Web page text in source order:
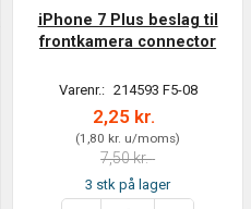
iPhone 7 Plus beslag til
frontkamera connector
Varenr.: 214593 F5-08
2,25 kr.
(1,80 kr. u/moms)
7,50 kr.
3 stk på lager